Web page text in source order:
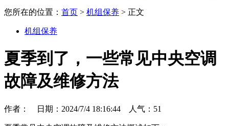
您所在的位置： 首页 > 机组保养 > 正文
机组保养
夏季到了，一些常见中央空调
故障及维修方法
作者： 日期：2024/7/4 18:16:44 人气： 51